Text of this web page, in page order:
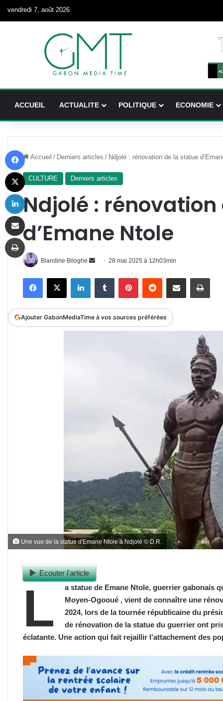
vendredi 7, août 2026
ACCUEIL ACTUALITE POLITIQUE ECONOMIE
Accueil / Derniers articles / Ndjolé : rénovation de la statue
CULTURE Derniers articles
Ndjolé :
d’Emane Ntole
Blandine Biloghe
Envoyer
courriel
28 mai 2025 à 12h03min
FacebookX LinkedinTumblr PinterestReddit Partager par email
Ajouter GabonMediaTime à vos sources préférées
Une vue de la statue d'Emane Ntole à Ndjolé © D.R.
Ecouter l'article
L
a statue de Emane Ntole, guerrier gabonais
Moyen-Ogooué , vient de connaître une
2024, lors de la tournée républicaine du
de rénovation de la statue du guerrier ont
éclatante. Une action qui fait rejaillir l’attachement des
X
Imprimer